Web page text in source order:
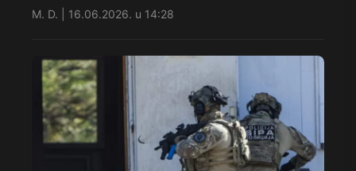
M. D. | 16.06.2026. u 14:28